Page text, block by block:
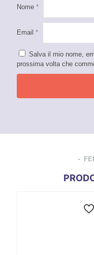
Nome *
Email *
Salva il mio nome,
prossima volta che